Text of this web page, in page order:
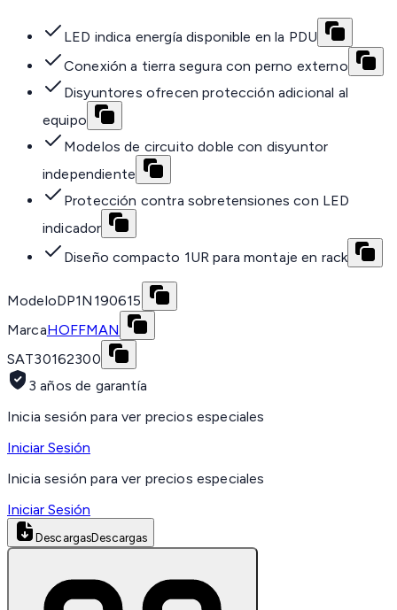
LED indica energía disponible en la PDU
Conexión a tierra segura con perno externo
Disyuntores ofrecen protección adicional al
equipo
Modelos de circuito doble con disyuntor
independiente
Protección contra sobretensiones con LED
indicador
Diseño compacto 1UR para montaje en rack
ModeloDP1N190615
MarcaHOFFMAN
SAT30162300
3 años de garantía
Inicia sesión para ver precios especiales
Iniciar Sesión
Inicia sesión para ver precios especiales
Iniciar Sesión
DescargasDescargas